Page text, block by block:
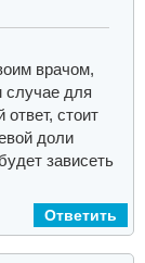
врачом,
случае для
стоит
доли
зависеть
Ответить